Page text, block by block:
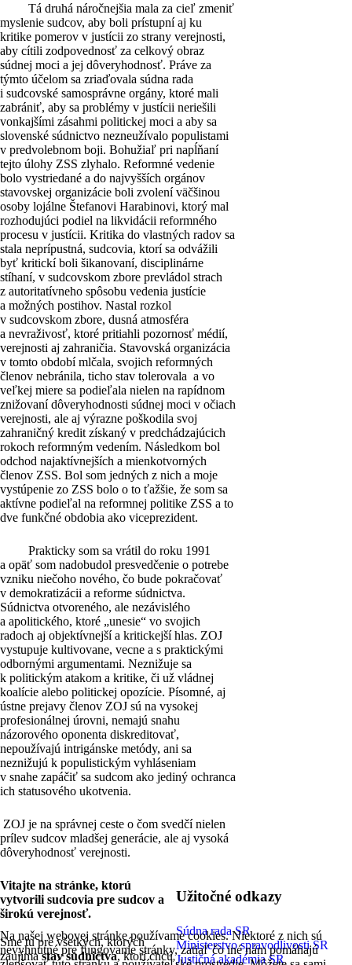
Tá druhá náročnejšia mala za cieľ zmeniť
myslenie sudcov, aby boli prístupní aj ku
kritike pomerov v justícii zo strany verejnosti,
aby cítili zodpovednosť za celkový obraz
súdnej moci a jej dôveryhodnosť. Práve za
týmto účelom sa zriaďovala súdna rada
i sudcovské samosprávne orgány, ktoré mali
zabrániť, aby sa problémy v justícii neriešili
vonkajšími zásahmi politickej moci a aby sa
slovenské súdnictvo nezneužívalo populistami
v predvolebnom boji. Bohužiaľ pri napĺňaní
tejto úlohy ZSS zlyhalo. Reformné vedenie
bolo vystriedané a do najvyšších orgánov
stavovskej organizácie boli zvolení väčšinou
osoby lojálne Štefanovi Harabinovi, ktorý mal
rozhodujúci podiel na likvidácii reformného
procesu v justícii. Kritika do vlastných radov sa
stala neprípustná, sudcovia, ktorí sa odvážili
byť kritickí boli šikanovaní, disciplinárne
stíhaní, v sudcovskom zbore prevládol strach
z autoritatívneho spôsobu vedenia justície
a možných postihov. Nastal rozkol
v sudcovskom zbore, dusná atmosféra
a nevraživosť, ktoré pritiahli pozornosť médií,
verejnosti aj zahraničia. Stavovská organizácia
v tomto období mlčala, svojich reformných
členov nebránila, ticho stav tolerovala a vo
veľkej miere sa podieľala nielen na rapídnom
znižovaní dôveryhodnosti súdnej moci v očiach
verejnosti, ale aj výrazne poškodila svoj
zahraničný kredit získaný v predchádzajúcich
rokoch reformným vedením. Následkom bol
odchod najaktívnejších a mienkotvorných
členov ZSS. Bol som jedných z nich a moje
vystúpenie zo ZSS bolo o to ťažšie, že som sa
aktívne podieľal na reformnej politike ZSS a to
dve funkčné obdobia ako viceprezident.
Prakticky som sa vrátil do roku 1991
a opäť som nadobudol presvedčenie o potrebe
vzniku niečoho nového, čo bude pokračovať
v demokratizácii a reforme súdnictva.
Súdnictva otvoreného, ale nezávislého
a apolitického, ktoré „unesie“ vo svojich
radoch aj objektívnejší a kritickejší hlas. ZOJ
vystupuje kultivovane, vecne a s praktickými
odbornými argumentami. Neznižuje sa
k politickým atakom a kritike, či už vládnej
koalície alebo politickej opozície. Písomné, aj
ústne prejavy členov ZOJ sú na vysokej
profesionálnej úrovni, nemajú snahu
názorového oponenta diskreditovať,
nepoužívajú intrigánske metódy, ani sa
neznižujú k populistickým vyhláseniam
v snahe zapáčiť sa sudcom ako jediný ochranca
ich statusového ukotvenia.
ZOJ je na správnej ceste o čom svedčí nielen
prílev sudcov mladšej generácie, ale aj vysoká
dôveryhodnosť verejnosti.
Vitajte na stránke, ktorú
vytvorili sudcovia pre sudcov a
širokú verejnosť.
Sme tu pre všetkých, ktorých
zaujímastav súdnictva, ktorí chcú
Užitočné odkazy
Súdna rada SR
Ministerstvo spravodlivosti SR
Justičná akadémia SR
Na našej webovej stránke používame cookies. Niektoré z nich sú
nevyhnutné pre fungovanie stránky, zatiaľ čo iné nám pomáhajú